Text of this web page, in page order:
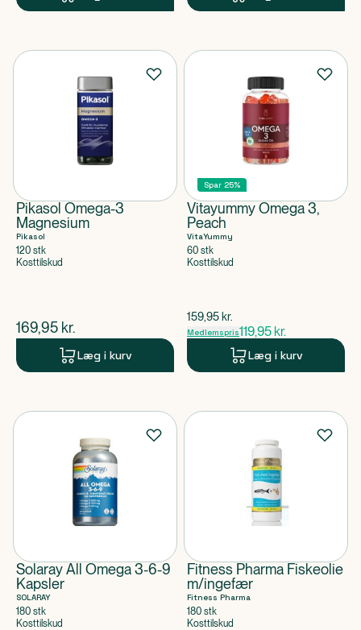
Pikasol Omega-3
Magnesium
Pikasol
120 stk
Kosttilskud
$nuværende pris
169,95 kr.
Læg i kurv
Spar 25%
Vitayummy Omega 3,
Peach
VitaYummy
60 stk
Kosttilskud
$gammel pris
159,95 kr.
Medlemspris119,95 kr.
Læg i kurv
Solaray All Omega 3-6-9
Kapsler
SOLARAY
180 stk
Kosttilskud
Fitness Pharma Fiskeolie
m/ingefær
Fitness Pharma
180 stk
Kosttilskud